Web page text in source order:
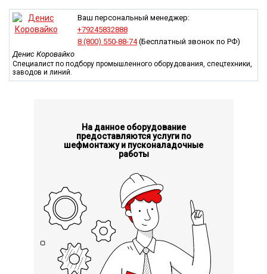
Ваш персональный менеджер:
+79245832888
8 (800) 550-88-74(Бесплатный звонок по РФ)
Денис Коровайко
Специалист по подбору промышленного оборудования, спецтехники,
заводов и линий.
На данное оборудование
предоставляются услуги по
шефмонтажу и пусконаладочные
работы